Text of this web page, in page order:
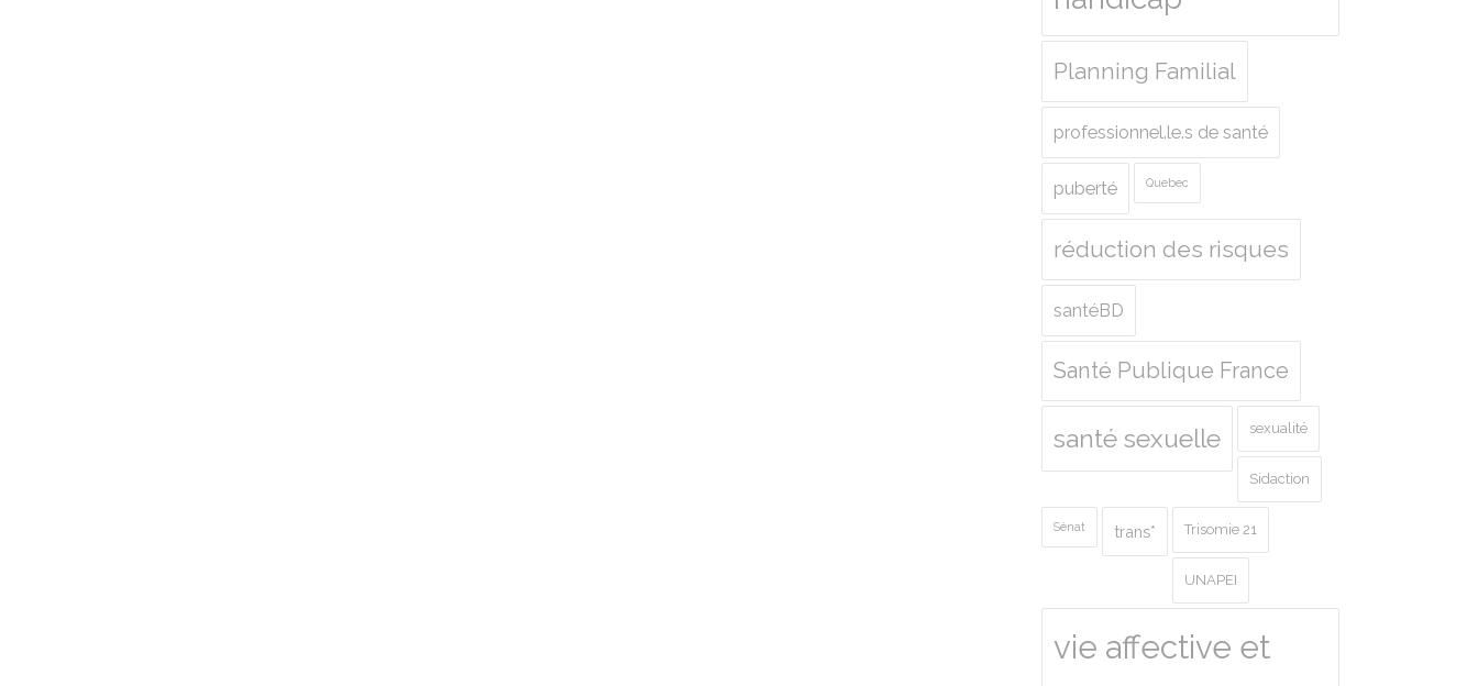
Planning Familial
professionnel.le.s de santé
puberté Quebec
réduction des risques
santéBD
Santé Publique France
santé sexuelle sexualité
Sidaction
Sénat trans* Trisomie 21
UNAPEI
vie affective et